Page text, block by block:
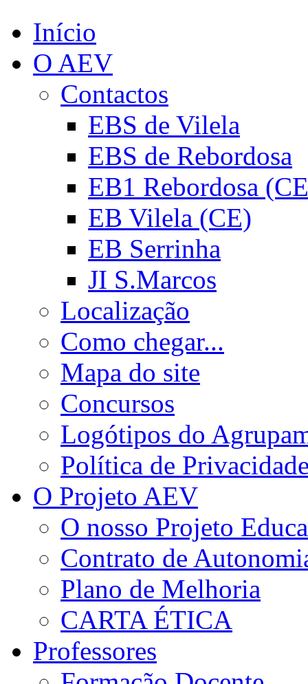
Início
O AEV
Contactos
EBS de Vilela
EBS de Rebordosa
EB1 Rebordosa
EB Vilela (CE)
EB Serrinha
JI S.Marcos
Localização
Como chegar...
Mapa do site
Concursos
Logótipos do
Política de
O Projeto AEV
O nosso Projeto
Contrato de
Plano de Melhoria
CARTA ÉTICA
Professores